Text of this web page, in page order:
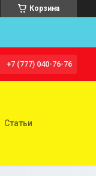
Корзина
+7 (777) 040-76-76
Статьи